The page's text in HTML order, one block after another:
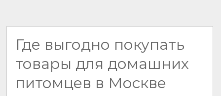
Где выгодно покупать
товары для домашних
питомцев в Москве